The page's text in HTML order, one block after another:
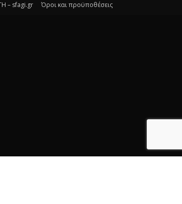
– sfagi.gr Όροι και προϋποθέσεις